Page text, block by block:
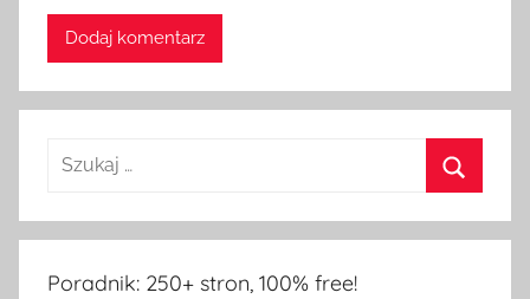
Poradnik: 250+ stron, 100% free!